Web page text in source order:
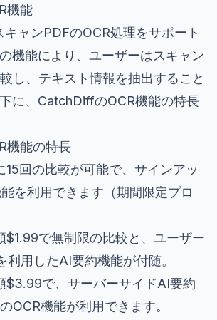
機能
ャンPDFのOCR処理をサポート
機能により、ユーザーはスキャン
し、テキスト情報を抽出すること
に、CatchDiffのOCR機能の特長
機能の特長
15回の比較が可能で、サインアッ
を利用できます（期間限定プロ
$1.99で無制限の比較と、ユーザー
利用したAI要約機能が付随。
$3.99で、サーバーサイドAI要約
OCR機能が利用できます。